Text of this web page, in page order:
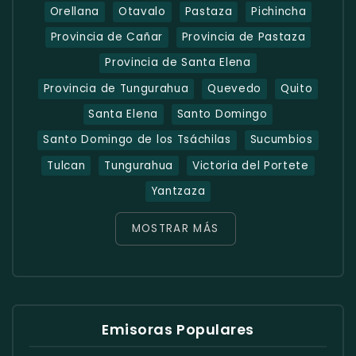
Orellana Otavalo Pastaza
Pichincha
Provincia de Cañar
Provincia de Pastaza
Provincia de Santa Elena
Provincia de Tungurahua
Quevedo
Quito
Santa Elena
Santo Domingo
Santo Domingo de los Tsáchilas
Sucumbios
Tulcan
Tungurahua
Victoria del Portete
Yantzaza
MOSTRAR MÁS
Emisoras Populares